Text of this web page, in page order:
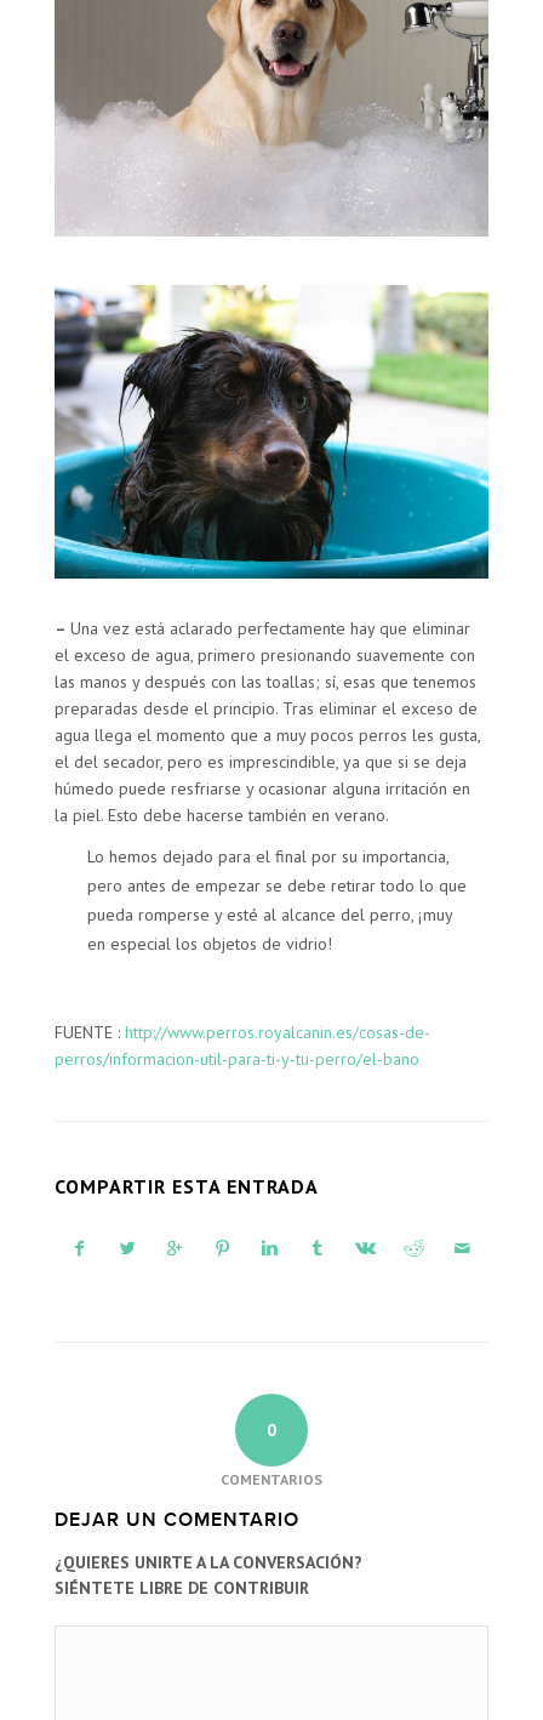
–Una vez está aclarado perfectamente hay que eliminar
el exceso de agua, primero presionando suavemente con
las manos y después con las toallas; sí, esas que tenemos
preparadas desde el principio. Tras eliminar el exceso de
agua llega el momento que a muy pocos perros les gusta,
el del secador, pero es imprescindible, ya que si se deja
húmedo puede resfriarse y ocasionar alguna irritación en
la piel. Esto debe hacerse también en verano.
Lo hemos dejado para el final por su importancia,
pero antes de empezar se debe retirar todo lo que
pueda romperse y esté al alcance del perro, ¡muy
en especial los objetos de vidrio!
FUENTE :http://www.perros.royalcanin.es/cosas-de-
perros/informacion-util-para-ti-y-tu-perro/el-bano
COMPARTIR ESTA ENTRADA
0
COMENTARIOS
DEJAR UN COMENTARIO
¿QUIERES UNIRTE A LA CONVERSACIÓN?
SIÉNTETE LIBRE DE CONTRIBUIR